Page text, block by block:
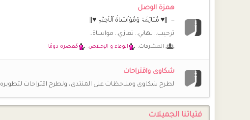
السلام عليكم ورحمة الله وبركاته 🤍
(أم *سارة*)
ما أحلى المكان حين يزدان بأسماء الحبيبات العقبى للبقية
**الفقيرة إلى الله**
الله ينور قلبك راضية الحبيبة :)
سموووَحة منورة يا حبيبة تشتاق لك الجنان و ملائكة الرحمن
همزة الوصل
||♥ مُبَارَڪَۃْ وَمُوَاْسَاةْ اَلْأَحِبَّۃِ ♥||
ترحيب.. تهاني.. تعازي.. مواساة..
المشرفات: الوفاء و الإخلاص, مُقصرة دومًا
شكاوى واقتراحات
لطرح شكاوى وملاحظات على المنتدى، ولطرح اقتراحات لتطويره
فتياتنا الجميلات